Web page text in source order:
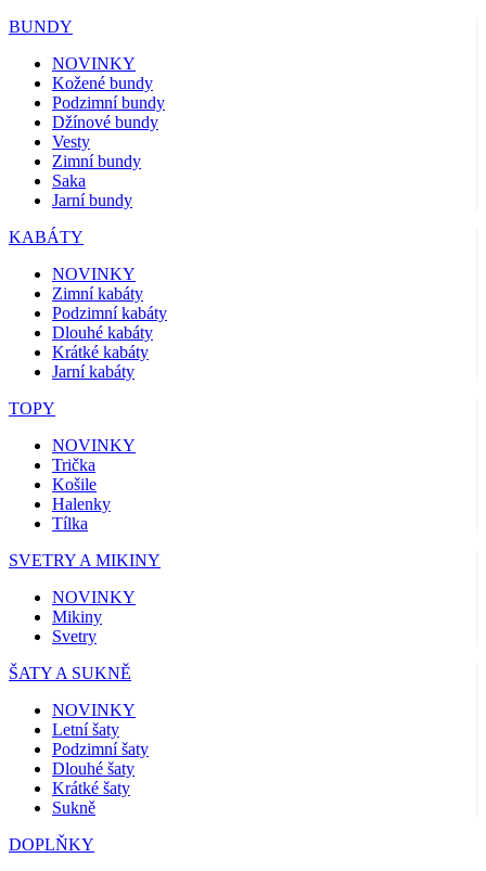
BUNDY
NOVINKY
Kožené bundy
Podzimní bundy
Džínové bundy
Vesty
Zimní bundy
Saka
Jarní bundy
KABÁTY
NOVINKY
Zimní kabáty
Podzimní kabáty
Dlouhé kabáty
Krátké kabáty
Jarní kabáty
TOPY
NOVINKY
Trička
Košile
Halenky
Tílka
SVETRY A MIKINY
NOVINKY
Mikiny
Svetry
ŠATY A SUKNĚ
NOVINKY
Letní šaty
Podzimní šaty
Dlouhé šaty
Krátké šaty
Sukně
DOPLŇKY